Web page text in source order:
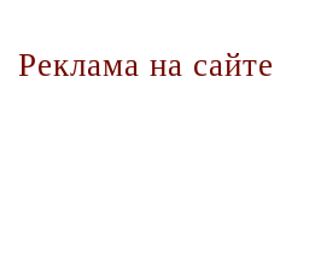
Реклама на сайте